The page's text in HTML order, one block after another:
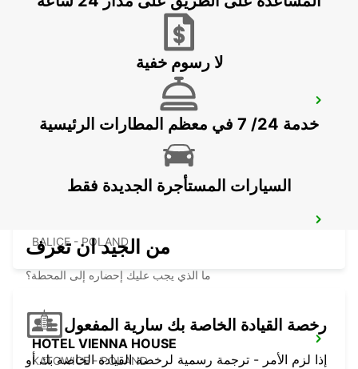
JASIONKA - POLAND
KRAKOW DOWNTOWN
KRAKOW - POLAND
BALICE - POLAND
HOTEL VIENNA HOUSE
KATOWICE - POLAND
لا رسوم خفية
خدمة 24/ 7 في معظم المطارات الرئيسية
السيارات المستأجرة الجديدة فقط
من الجيد ان تعرف
ما الذي يجب عليك إحضاره إلى المحطة؟
رخصة القيادة الخاصة بك سارية المفعول
إذا لزم الأمر - ترجمة رسمية لرخصة القيادة الخاصة بك أو